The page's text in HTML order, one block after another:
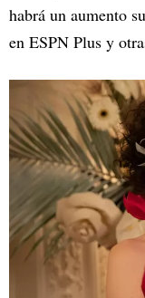
habrá un aumento
en ESPN Plus y